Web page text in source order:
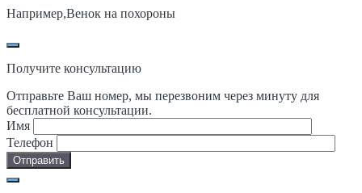
Например,Венок на похороны
Получите консультацию
Отправьте Ваш номер, мы перезвоним через минуту для
бесплатной консультации.
Имя
Телефон